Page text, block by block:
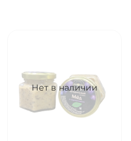
Нет в наличии